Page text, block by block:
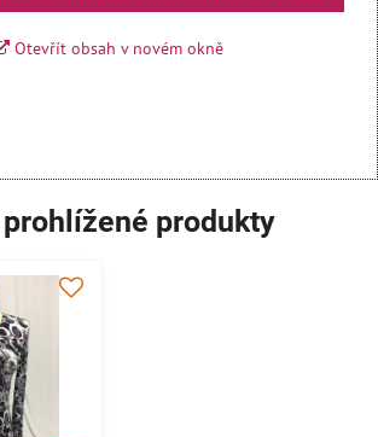
Otevřít obsah v novém okně
produkty